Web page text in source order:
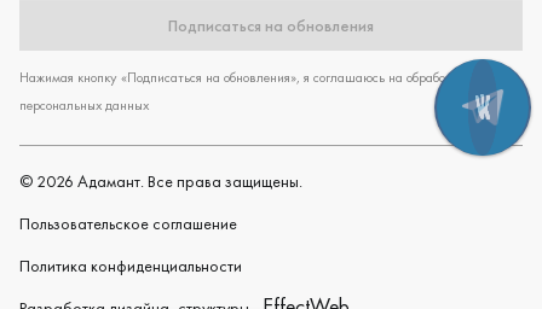
Подписаться на обновления
Нажимая кнопку «Подписаться на обновления», я соглашаюсь на обработку
персональных данных
© 2026 Адамант. Все права защищены.
Пользовательское cоглашение
Политика конфиденциальности